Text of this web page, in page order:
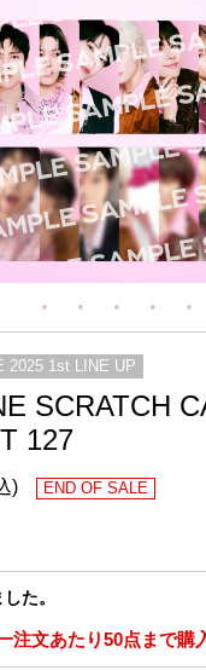
SCRATCH
127
) END OF SALE
2025 1st LINE UP
た。
注文あたり50点まで購